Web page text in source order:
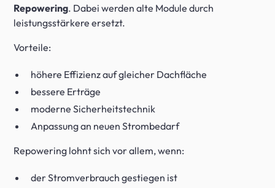
Repowering. Dabei werden alte Module durch
leistungsstärkere ersetzt.
Vorteile:
höhere Effizienz auf gleicher Dachfläche
bessere Erträge
moderne Sicherheitstechnik
Anpassung an neuen Strombedarf
Repowering lohnt sich vor allem, wenn:
der Stromverbrauch gestiegen ist